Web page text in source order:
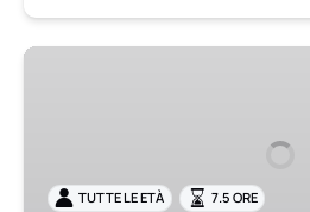
Escursione
TUTTE LE ETÀ 7.5 ORE